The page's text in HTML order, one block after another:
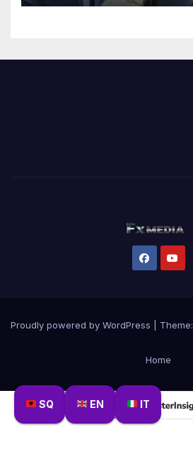
SQ EN IT
Proudly powered by WordPress Theme:
Home